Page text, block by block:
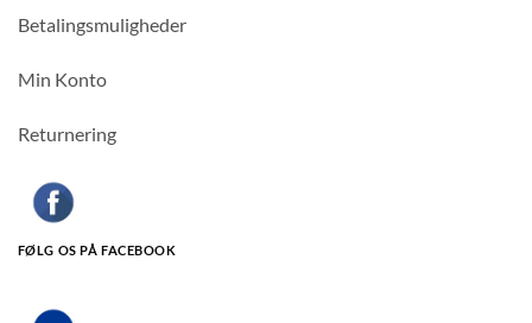
Betalingsmuligheder
Min Konto
Returnering
FØLG OS PÅ FACEBOOK